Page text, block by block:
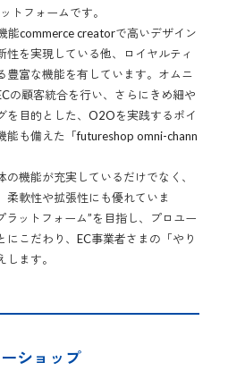
トフォームです。
能commerce creatorで高いデザイン
性を実現している他、ロイヤルティ
豊富な機能を有しています。オムニ
の顧客統合を行い、さらにきめ細や
を目的とした、O2Oを実践するポイ
能も備えた「futureshop omni-chann
機能が充実しているだけでなく、
柔軟性や拡張性にも優れていま
ラットフォーム”を目指し、プロユー
にこだわり、EC事業者さまの「やり
ます。
ショップ